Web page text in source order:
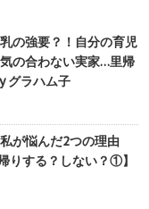
の強要？！自分の育児
の合わない実家…里帰
グラハム子
が悩んだ2つの理由
りする？しない？①】